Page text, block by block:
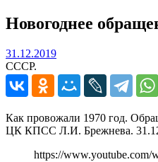
Новогоднее
31.12.201931.12.2019
СССР.
Как провожали 1970 год.
ЦК КПСС Л.И. Брежнева.
https://www.youtube.com/